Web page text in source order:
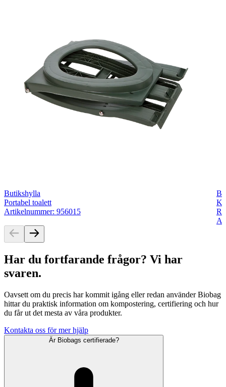
Butikshylla
Portabel toalett
Artikelnummer: 956015
Har du fortfarande frågor? Vi har
svaren.
Oavsett om du precis har kommit igång eller redan använder Biobag
hittar du praktisk information om kompostering, certifiering och hur
du får ut det mesta av våra produkter.
Kontakta oss för mer hjälp
Är Biobags certifierade?